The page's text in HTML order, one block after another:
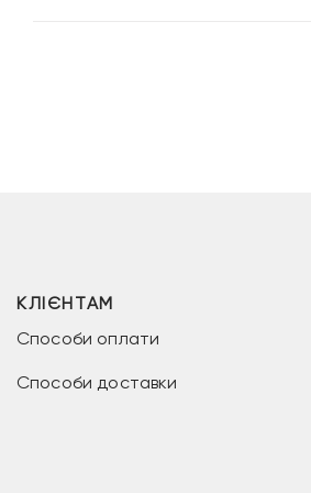
КЛІЄНТАМ
Способи оплати
Способи доставки